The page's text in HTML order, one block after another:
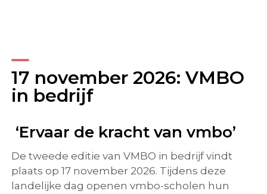
17 november 2026: VMBO
in bedrijf
‘Ervaar de kracht van vmbo’
De tweede editie van VMBO in bedrijf vindt
plaats op 17 november 2026. Tijdens deze
landelijke dag openen vmbo-scholen hun